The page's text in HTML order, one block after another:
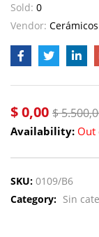
Sold: 0
Vendor:
$0,00 $
Availability: Out
SKU: 0109/B6
Category: Sin